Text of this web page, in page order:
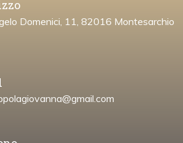
Domenici, 11, 82016 Montesarchio